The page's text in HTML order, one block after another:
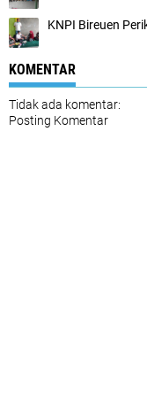
KNPI Bireuen
KOMENTAR
Tidak ada komentar:
Posting Komentar